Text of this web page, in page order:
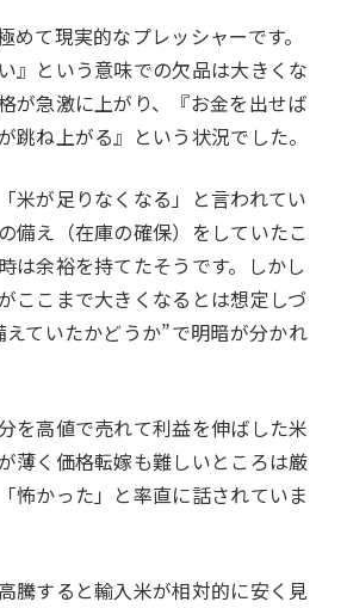
HAPPY BURGER
めて現実的なプレッシャーです。
』という意味での欠品は大きくな
が急激に上がり、『お金を出せば
跳ね上がる』という状況でした。
米が足りなくなる」と言われてい
備え（在庫の確保）をしていたこ
は余裕を持てたそうです。しかし
ここまで大きくなるとは想定しづ
ていたかどうか”で明暗が分かれ
を高値で売れて利益を伸ばした米
薄く価格転嫁も難しいところは厳
怖かった」と率直に話されていま
騰すると輸入米が相対的に安く見